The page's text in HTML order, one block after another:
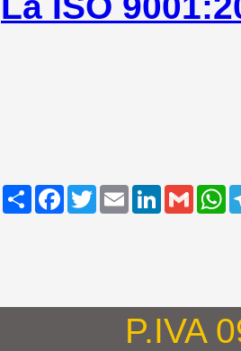
ShareFacebook
TwitterEmailLinkedIn
Gmail
P.IVA